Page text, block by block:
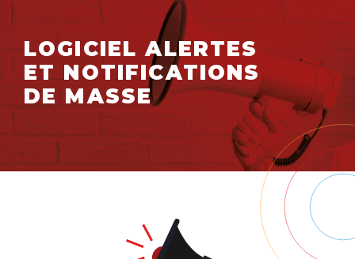
LOGICIEL ALERTES
ET NOTIFICATIONS
DE MASSE